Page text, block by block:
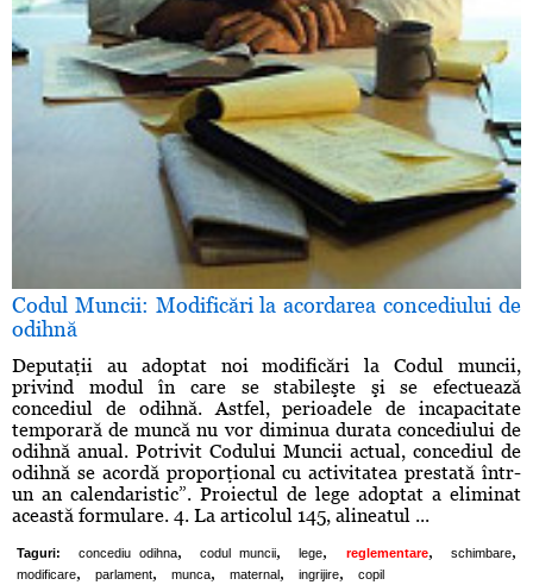
Codul Muncii: Modificări la acordarea concediului de
odihnă
Deputaţii au adoptat noi modificări la Codul muncii,
privind modul în care se stabileşte şi se efectuează
concediul de odihnă. Astfel, perioadele de incapacitate
temporară de muncă nu vor diminua durata concediului de
odihnă anual. Potrivit Codului Muncii actual, concediul de
odihnă se acordă proporţional cu activitatea prestată într-
un an calendaristic”. Proiectul de lege adoptat a eliminat
această formulare. 4. La articolul 145, alineatul ...
Taguri: concediu odihna, codul muncii, lege, reglementare, schimbare,
modificare, parlament, munca, maternal , ingrijire, copil